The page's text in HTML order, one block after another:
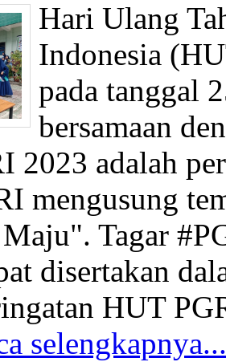
Hari Ulang
Indonesia
pada tanggal
bersamaan
2023 adalah
mengusung
Tagar
disertakan
HUT
selengkapnya...